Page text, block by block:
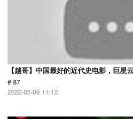
【越哥】中国最好的近代史电影，巨星
# 87
2022-05-09 11:12